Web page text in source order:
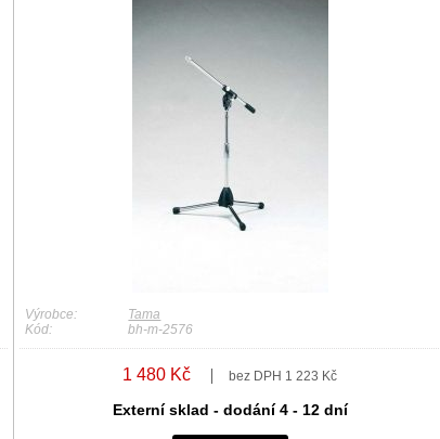
Výrobce:
Tama
Kód:
bh-m-2576
1 480 Kč bez DPH 1 223 Kč
Externí sklad - dodání 4 - 12 dní